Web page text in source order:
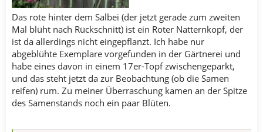
Das rote hinter dem Salbei (der jetzt gerade zum zweiten
Mal blüht nach Rückschnitt) ist ein Roter Natternkopf, der
ist da allerdings nicht eingepflanzt. Ich habe nur
abgeblühte Exemplare vorgefunden in der Gärtnerei und
habe eines davon in einem 17er-Topf zwischengeparkt,
und das steht jetzt da zur Beobachtung (ob die Samen
reifen) rum. Zu meiner Überraschung kamen an der Spitze
des Samenstands noch ein paar Blüten.